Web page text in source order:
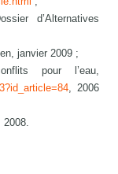
d’Alternatives
janvier 2009 ;
pour l’eau,
, 2006